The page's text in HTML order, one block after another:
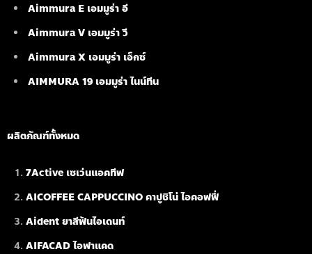
Aimmura E เอมมูร่า อี
Aimmura V เอมมูร่า วี
Aimmura X เอมมูร่า เอ็กซ์
AIMMURA 19 เอมมูร่า ไนน์ทีน
ผลิตภัณฑ์ทั้งหมด
7Active เซเว่นแอคทีฟ
AICOFFEE CAPPUCCINO คาปูชิโน่ ไอคอฟฟี่
Aident ยาสีฟันไอเดนท์
AIFACAD ไอฟาแคด